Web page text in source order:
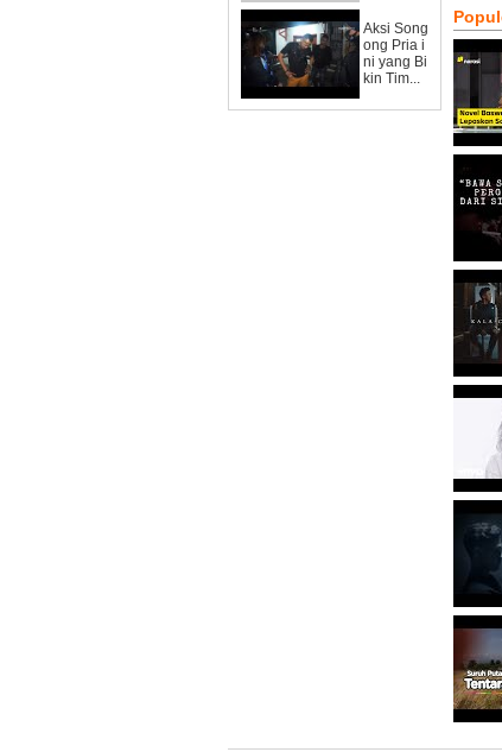
Aksi Song
ong Pria i
ni yang Bi
kin Tim...